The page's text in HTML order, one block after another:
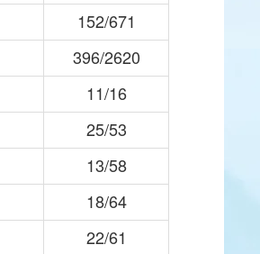
152/671
396/2620
11/16
25/53
13/58
18/64
22/61